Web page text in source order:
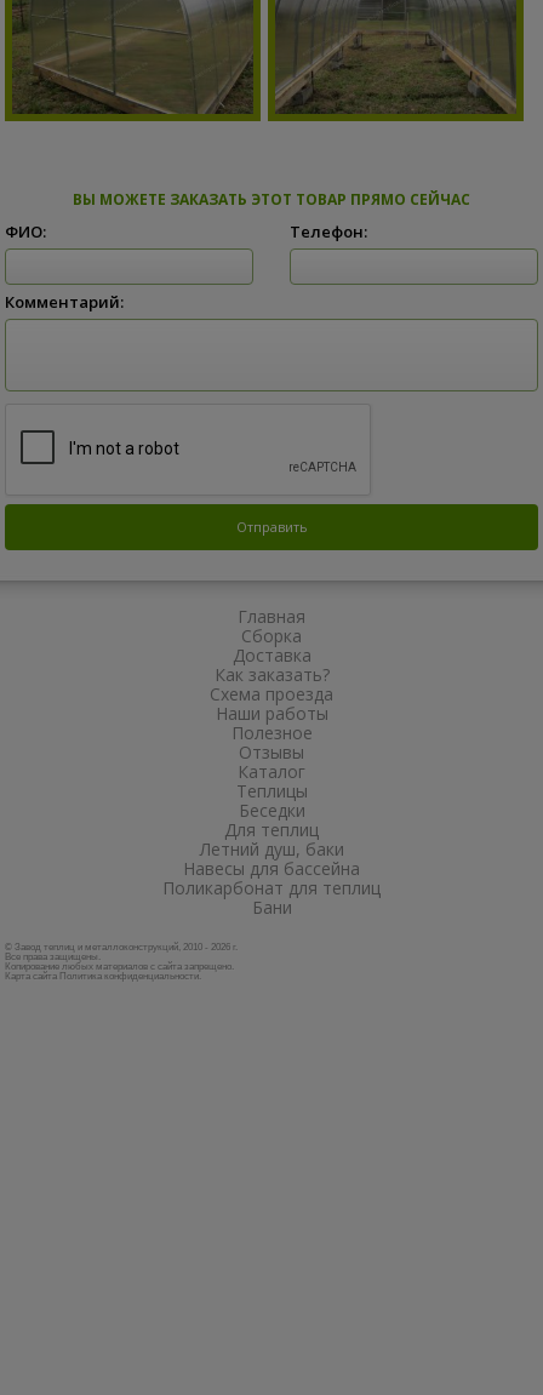
ВЫ МОЖЕТЕ ЗАКАЗАТЬ ЭТОТ ТОВАР ПРЯМО СЕЙЧАС
ФИО: Телефон:
Комментарий:
Главная
Сборка
Доставка
Как заказать?
Схема проезда
Наши работы
Полезное
Отзывы
Каталог
Теплицы
Беседки
Для теплиц
Летний душ, баки
Навесы для бассейна
Поликарбонат для теплиц
Бани
© Завод теплиц и металлоконструкций, 2010 - 2026 г.
Все права защищены.
Копирование любых материалов с сайта запрещено.
Карта сайта Политика конфиденциальности.